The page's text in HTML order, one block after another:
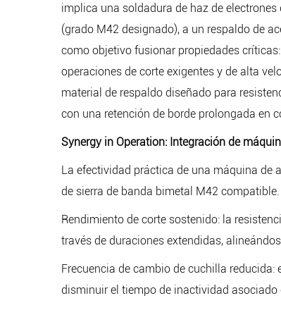
implica una soldadura de haz de
(grado M42 designado), a un respaldo de
como objetivo fusionar propiedades
operaciones de corte exigentes y de alta
material de respaldo diseñado para
con una retención de borde prolongada en
Synergy in Operation: Integración de
La efectividad práctica de una máquina de
de sierra de banda bimetal M42
Rendimiento de corte sostenido: la
través de duraciones extendidas,
Frecuencia de cambio de cuchilla
disminuir el tiempo de inactividad